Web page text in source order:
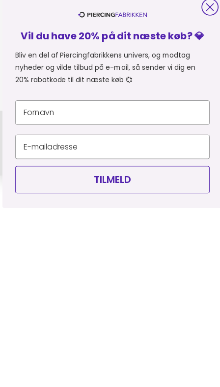
OM PIERCINGFABRIKKEN
MER FRA PIERCINGFABRIKKEN
SHOPPER FRA:Du er i
© Piercingfabrikken.dk 2026
CVR 34903727
Vil du have 20% på dit næste køb? 💎
Bliv en del af Piercingfabrikkens univers, og modtag
nyheder og vilde tilbud på e-mail, så sender vi dig en
20% rabatkode til dit næste køb 💞
TILMELD